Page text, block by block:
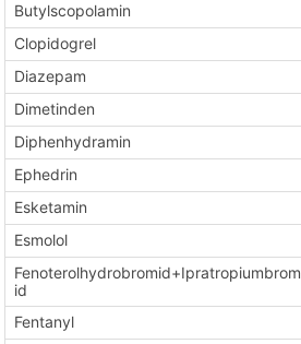
Butylscopolamin
Clopidogrel
Diazepam
Dimetinden
Diphenhydramin
Ephedrin
Esketamin
Esmolol
Fenoterolhydrobromid+Ipratropiumbrom
id
Fentanyl